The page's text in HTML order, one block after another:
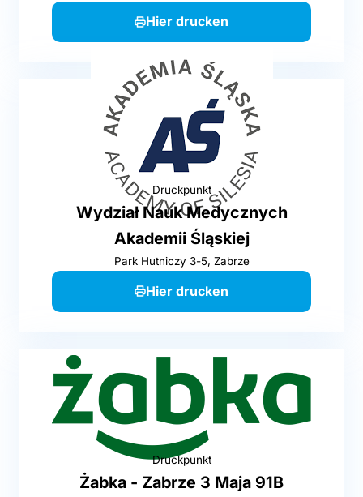
Hier drucken
Druckpunkt
Wydział Nauk Medycznych
Akademii Śląskiej
Park Hutniczy 3-5, Zabrze
Hier drucken
Druckpunkt
Żabka - Zabrze 3 Maja 91B